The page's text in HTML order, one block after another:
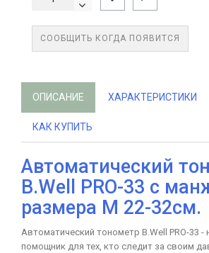
СООБЩИТЬ КОГДА ПОЯВИТСЯ
ОПИСАНИЕ ХАРАКТЕРИСТИКИ
КАК КУПИТЬ
Автоматический
B.Well PRO-33 с
размера М 22-32см.
Автоматический тонометр B.Well PRO-33
помощник для тех, кто следит за своим